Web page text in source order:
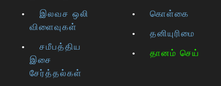
இலவச ஒலி
விளைவுகள்
சமீபத்திய
இசை
சேர்த்தல்கள்
கொள்கை
தனியுரிமை
தானம் செய்